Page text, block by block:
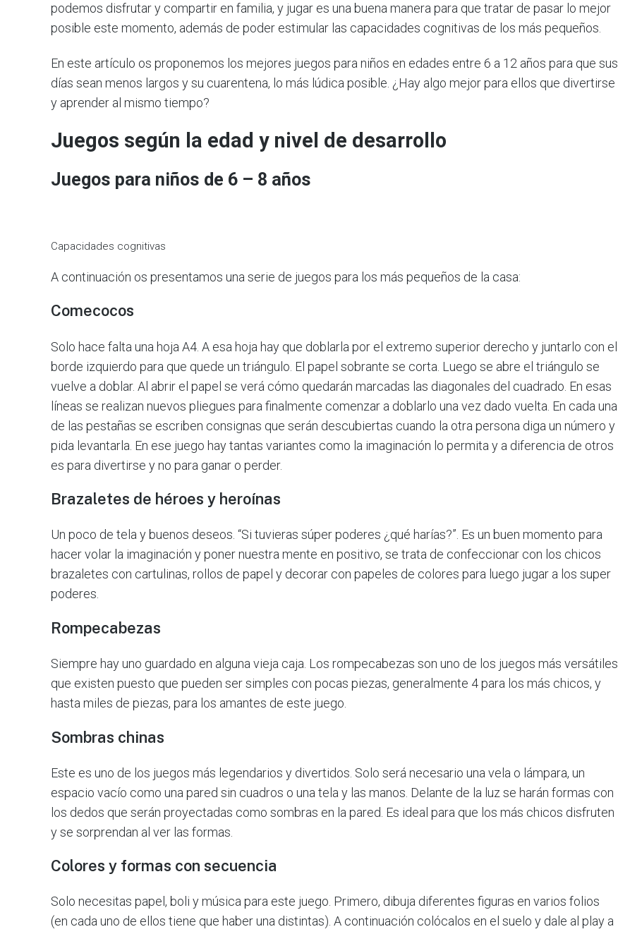
podemos disfrutar y compartir en familia, y jugar es una buena manera para que tratar de pasar lo mejor
posible este momento, además de poder estimular las capacidades cognitivas de los más pequeños.
En este artículo os proponemos los mejores juegos para niños en edades entre 6 a 12 años para que sus
días sean menos largos y su cuarentena, lo más lúdica posible. ¿Hay algo mejor para ellos que divertirse
y aprender al mismo tiempo?
Juegos según la edad y nivel de desarrollo
Juegos para niños de 6 – 8 años
Capacidades cognitivas
A continuación os presentamos una serie de juegos para los más pequeños de la casa:
Comecocos
Solo hace falta una hoja A4. A esa hoja hay que doblarla por el extremo superior derecho y juntarlo con el
borde izquierdo para que quede un triángulo. El papel sobrante se corta. Luego se abre el triángulo se
vuelve a doblar. Al abrir el papel se verá cómo quedarán marcadas las diagonales del cuadrado. En esas
líneas se realizan nuevos pliegues para finalmente comenzar a doblarlo una vez dado vuelta. En cada una
de las pestañas se escriben consignas que serán descubiertas cuando la otra persona diga un número y
pida levantarla. En ese juego hay tantas variantes como la imaginación lo permita y a diferencia de otros
es para divertirse y no para ganar o perder.
Brazaletes de héroes y heroínas
Un poco de tela y buenos deseos. “Si tuvieras súper poderes ¿qué harías?”. Es un buen momento para
hacer volar la imaginación y poner nuestra mente en positivo, se trata de confeccionar con los chicos
brazaletes con cartulinas, rollos de papel y decorar con papeles de colores para luego jugar a los super
poderes.
Rompecabezas
Siempre hay uno guardado en alguna vieja caja. Los rompecabezas son uno de los juegos más versátiles
que existen puesto que pueden ser simples con pocas piezas, generalmente 4 para los más chicos, y
hasta miles de piezas, para los amantes de este juego.
Sombras chinas
Este es uno de los juegos más legendarios y divertidos. Solo será necesario una vela o lámpara, un
espacio vacío como una pared sin cuadros o una tela y las manos. Delante de la luz se harán formas con
los dedos que serán proyectadas como sombras en la pared. Es ideal para que los más chicos disfruten
y se sorprendan al ver las formas.
Colores y formas con secuencia
Solo necesitas papel, boli y música para este juego. Primero, dibuja diferentes figuras en varios folios
(en cada uno de ellos tiene que haber una distintas). A continuación colócalos en el suelo y dale al play a